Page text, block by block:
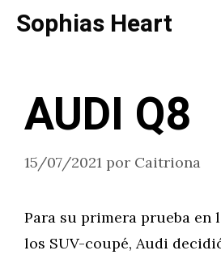
SaltarSophias Heart
AUDI Q8
15/07/2021 por Caitriona
Para su primera prueba en
los SUV-coupé, Audi